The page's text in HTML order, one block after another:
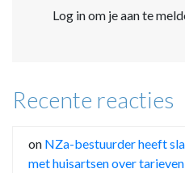
Log in om je aan te
Recente reacties
on NZa-bestuurder heeft
met huisartsen over tarieven